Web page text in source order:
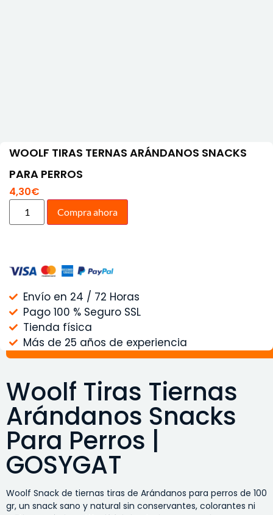
WOOLF TIRAS TERNAS ARÁNDANOS SNACKS
PARA PERROS
4,30€
Compra ahora
Envío en 24 / 72 Horas
Pago 100 % Seguro SSL
Tienda física
Más de 25 años de experiencia
Woolf Tiras Tiernas
Arándanos Snacks
Para Perros |
GOSYGAT
Woolf Snack de tiernas tiras de Arándanos para perros de 100
gr, un snack sano y natural sin conservantes, colorantes ni